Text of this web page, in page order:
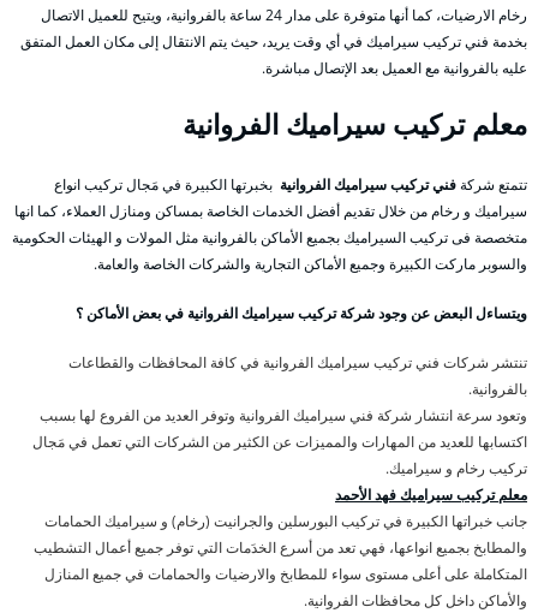
رخام الارضيات، كما أنها متوفرة على مدار 24 ساعة بالفروانية، ويتيح للعميل الاتصال
بخدمة فني تركيب سيراميك في أي وقت يريد، حيث يتم الانتقال إلى مكان العمل المتفق
عليه بالفروانية مع العميل بعد الإتصال مباشرة.
معلمتركيب سيراميك الفروانية
تتمتع شركةفني تركيب سيراميك الفروانية بخبرتها الكبيرة في مَجال تركيب انواع
سيراميك و رخام من خلال تقديم أفضل الخدمات الخاصة بمساكن ومنازل العملاء، كما انها
متخصصة فى تركيب السيراميك بجميع الأماكن بالفروانية مثل المولات و الهيئات الحكومية
والسوبر ماركت الكبيرة وجميع الأماكن التجارية والشركات الخاصة والعامة.
ويتساءل البعض عن وجود شركة تركيب سيراميك الفروانية في بعض الأماكن ؟
تنتشر شركات فني تركيب سيراميك الفروانية في كافة المحافظات والقطاعات
بالفروانية.
وتعود سرعة انتشار شركة فني سيراميك الفروانية وتوفر العديد من الفروع لها بسبب
اكتسابها للعديد من المهارات والمميزات عن الكثير من الشركات التي تعمل في مَجال
تركيب رخام و سيراميك.
معلم تركيب سيراميك فهد الأحمد
جانب خبراتها الكبيرة في تركيب البورسلين والجرانيت (رخام) و سيراميك الحمامات
والمطابخ بجميع انواعها، فهي تعد من أسرع الخدَمات التي توفر جميع أعمال التشطيب
المتكاملة على أعلى مستوى سواء للمطابخ والارضيات والحمامات في جميع المنازل
والأماكن داخل كل محافظات الفروانية.